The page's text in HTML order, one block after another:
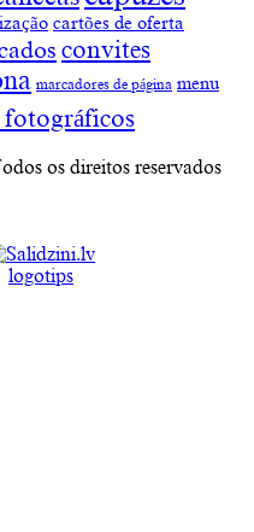
cartões de oferta
convites
marcadores de página menu
fotográficos
os direitos reservados